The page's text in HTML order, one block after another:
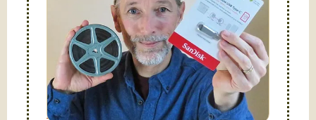
stick (or hard drive.)
Hello, I'm Nathaniel. My wife Laura and I are
FilmFix — a two person team.
I am the technical expert with adegree in motion
picture and photography, from Brooks Institute,
Santa Barbara, CA.